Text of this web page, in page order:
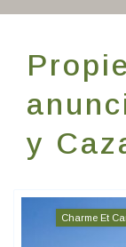
y
Charme Et